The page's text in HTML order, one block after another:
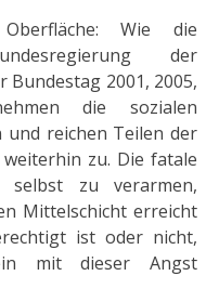
Wie die
der
Bundestag 2001, 2005,
die sozialen
und reichen Teilen der
zu. Die fatale
zu verarmen,
Mittelschicht erreicht
ist oder nicht,
mit dieser Angst